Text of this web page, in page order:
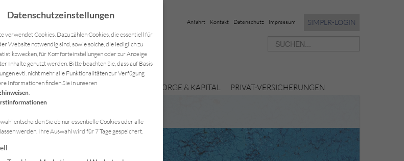
Anfahrt Kontakt Datenschutz Impressum SIMPLR-LOGIN
KRANKENVERSICHERUNGEN VORSORGE & KAPITAL PRIVAT-VERSICHERUNGEN
Datenschutzeinstellungen
verwendet Cookies. Dazu zählen Cookies, die essentiell für
Website notwendig sind, sowie solche, die lediglich zu
für Komforteinstellungen oder zur Anzeige
Inhalte genutzt werden. Bitte beachten Sie, dass auf Basis
evtl. nicht mehr alle Funktionalitäten zur Verfügung
Informationen finden Sie in unseren
.
entscheiden Sie ob nur essentielle Cookies oder alle
werden. Ihre Auswahl wird für 7 Tage gespeichert.